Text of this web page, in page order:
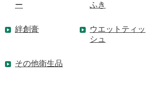
ー
ふき
絆創膏
ウエットティッ
シュ
その他衛生品